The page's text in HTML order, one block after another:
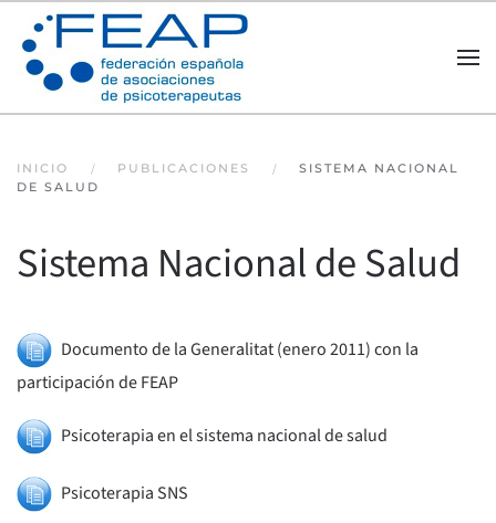
Skip to main content
INICIO PUBLICACIONES
SISTEMA NACIONAL
DE SALUD
Sistema Nacional de Salud
Documento de la Generalitat (enero 2011) con la
participación de FEAP
Psicoterapia en el sistema nacional de salud
Psicoterapia SNS